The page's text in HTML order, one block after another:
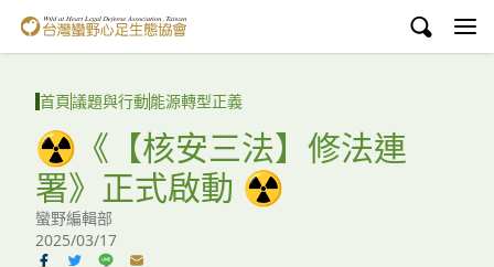
台灣蠻野心足生態協會
議題與行動
環境教育
白海豚媽祖宮
首頁議題與行動能源轉型正義
☢️《【核安三法】修法連
署》正式啟動 ☢️
蠻野編輯部
2025/03/17